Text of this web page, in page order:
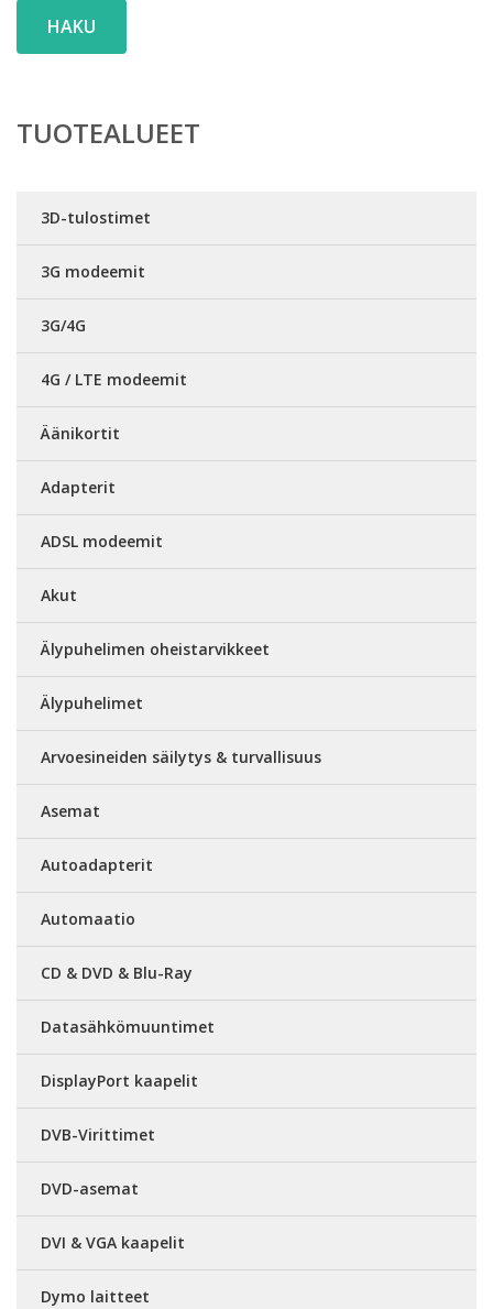
HAKU
TUOTEALUEET
3D-tulostimet
3G modeemit
3G/4G
4G / LTE modeemit
Äänikortit
Adapterit
ADSL modeemit
Akut
Älypuhelimen oheistarvikkeet
Älypuhelimet
Arvoesineiden säilytys & turvallisuus
Asemat
Autoadapterit
Automaatio
CD & DVD & Blu-Ray
Datasähkömuuntimet
DisplayPort kaapelit
DVB-Virittimet
DVD-asemat
DVI & VGA kaapelit
Dymo laitteet